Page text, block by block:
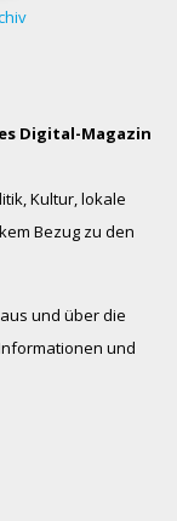
Digital-Magazin
Kultur, lokale
Bezug zu den
und über die
und